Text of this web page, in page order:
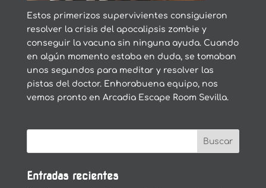
Estos primerizos supervivientes consiguieron
resolver la crisis del apocalipsis zombie y
conseguir la vacuna sin ninguna ayuda. Cuando
en algún momento estaba en duda, se tomaban
unos segundos para meditar y resolver las
pistas del doctor. Enhorabuena equipo, nos
vemos pronto en Arcadia Escape Room Sevilla.
Entradas recientes